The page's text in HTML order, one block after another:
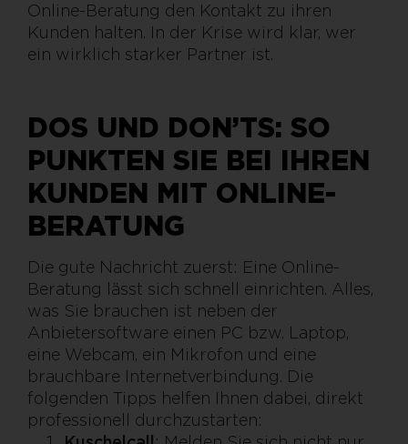
Online-Beratung den Kontakt zu ihren
Kunden halten. In der Krise wird klar, wer
ein wirklich starker Partner ist.
DOS UND DON’TS: SO
PUNKTEN SIE BEI IHREN
KUNDEN MIT ONLINE-
BERATUNG
Die gute Nachricht zuerst: Eine Online-
Beratung lässt sich schnell einrichten. Alles,
was Sie brauchen ist neben der
Anbietersoftware einen PC bzw. Laptop,
eine Webcam, ein Mikrofon und eine
brauchbare Internetverbindung. Die
folgenden Tipps helfen Ihnen dabei, direkt
professionell durchzustarten: